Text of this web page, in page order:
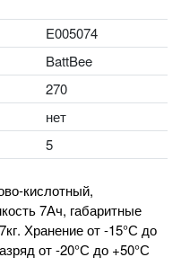
E005074
BattBee
270
нет
5
кислотный,
7Ач, габаритные
Хранение от -15°С до
от -20°С до +50°С